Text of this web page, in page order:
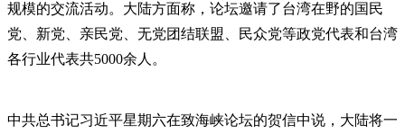
规模的交流活动。大陆方面称，论坛邀请了台湾在野的国民
党、新党、亲民党、无党团结联盟、民众党等政党代表和台湾
各行业代表共5000余人。
中共总书记习近平星期六在致海峡论坛的贺信中说，大陆将一